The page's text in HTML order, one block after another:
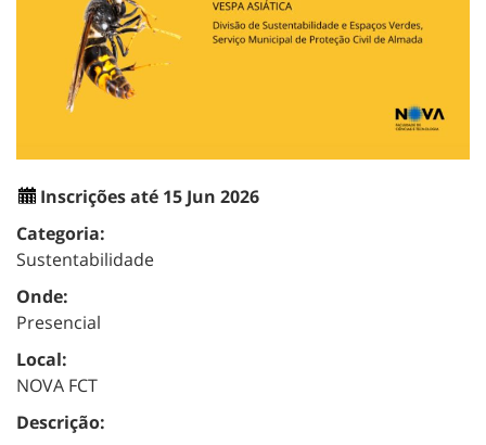
Inscrições até 15 Jun 2026
Categoria:
Sustentabilidade
Onde:
Presencial
Local:
NOVA FCT
Descrição: